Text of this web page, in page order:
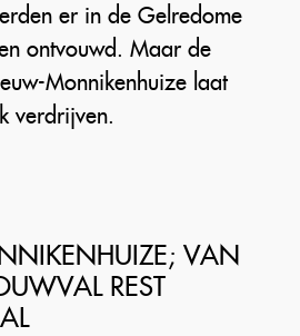
er in de Gelredome
ontvouwd. Maar de
Monnikenhuize laat
verdrijven.
VAN
REST